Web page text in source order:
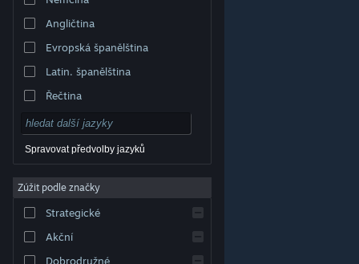
© Valve Corporation. Všechna práva vyhrazena.
příslušných subjektů v USA a dalších zemích.
Smlouva o užívání služby Steam
Cookies
Angličtina
Evropská španělština
Latin. španělština
Řečtina
Spravovat předvolby jazyků
Zúžit podle značky
Strategické
Akční
Dobrodružné